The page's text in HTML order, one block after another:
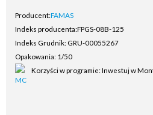
Producent:FAMAS
Indeks producenta:FPGS-08B-125
Indeks Grudnik: GRU-00055267
Opakowania: 1/50
Korzyści w programie: Inwestuj w